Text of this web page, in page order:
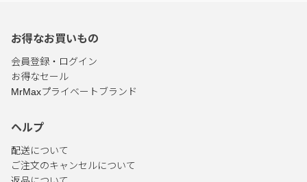
お得なお買いもの
会員登録・ログイン
お得なセール
MrMaxプライベートブランド
ヘルプ
配送について
ご注文のキャンセルについて